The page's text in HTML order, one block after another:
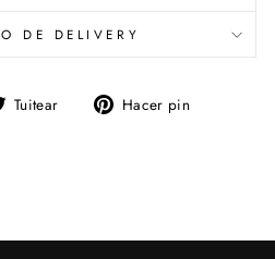
DE DELIVERY
Tuitear
Tuitear Hacer pin